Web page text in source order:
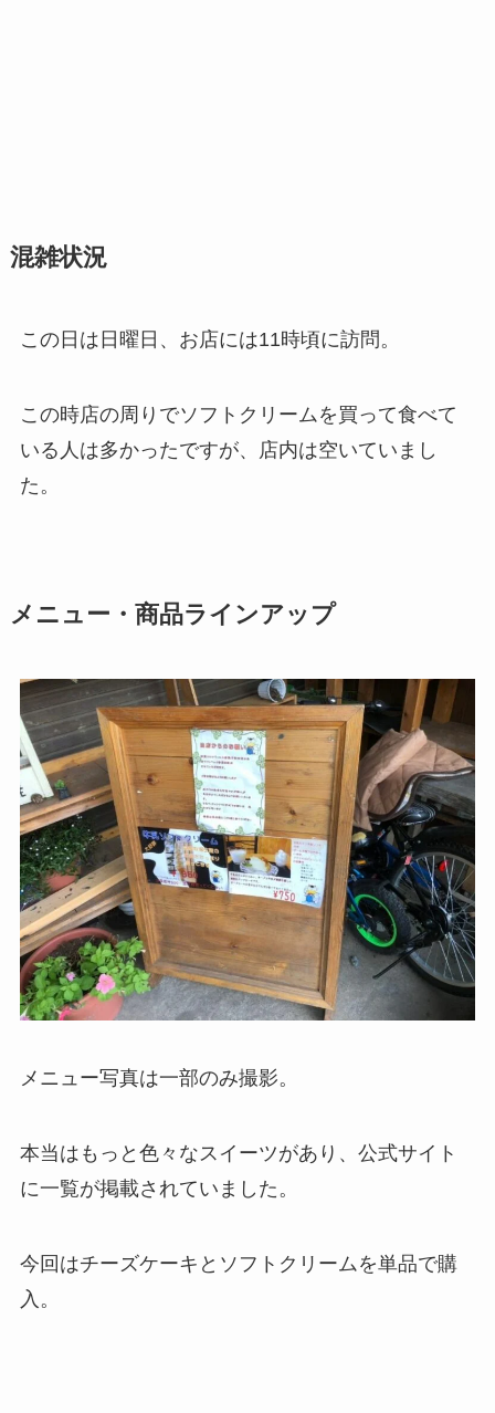
混雑状況
この日は日曜日、お店には11時頃に訪問。
この時店の周りでソフトクリームを買って食べて
いる人は多かったですが、店内は空いていまし
た。
メニュー・商品ラインアップ
メニュー写真は一部のみ撮影。
本当はもっと色々なスイーツがあり、公式サイト
に一覧が掲載されていました。
今回はチーズケーキとソフトクリームを単品で購
入。